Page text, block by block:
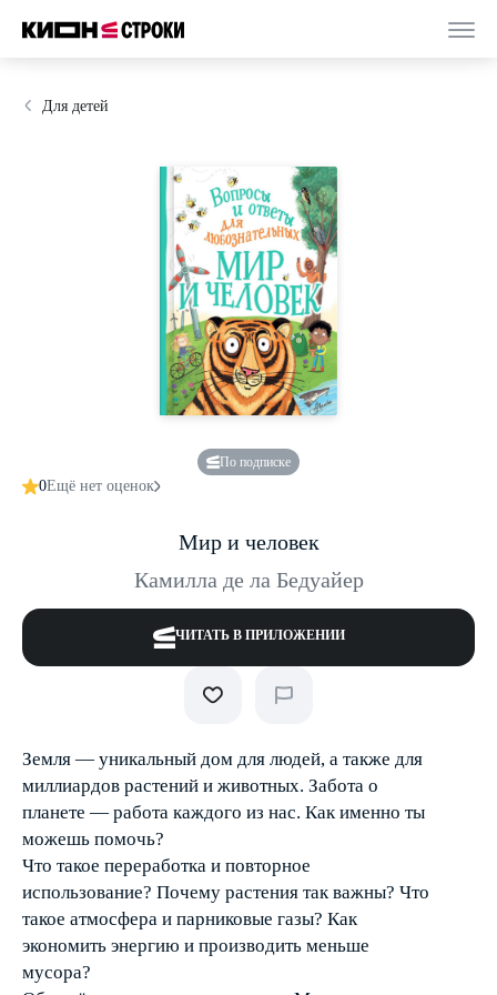
Для детей
По подписке
0Ещё нет оценок
Мир и человек
Камилла де ла Бедуайер
ЧИТАТЬ В ПРИЛОЖЕНИИ
Земля — уникальный дом для людей, а также для
миллиардов растений и животных. Забота о
планете — работа каждого из нас. Как именно ты
можешь помочь?
Что такое переработка и повторное
использование? Почему растения так важны? Что
такое атмосфера и парниковые газы? Как
экономить энергию и производить меньше
мусора?